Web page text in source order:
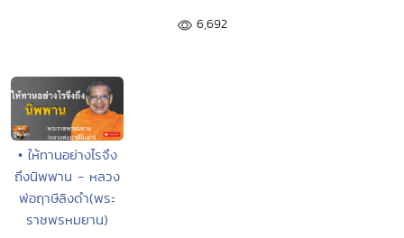
6,692
• ให้ทานอย่างไรจึง
ถึงนิพพาน - หลวง
พ่อฤาษีลิงดำ(พระ
ราชพรหมยาน)